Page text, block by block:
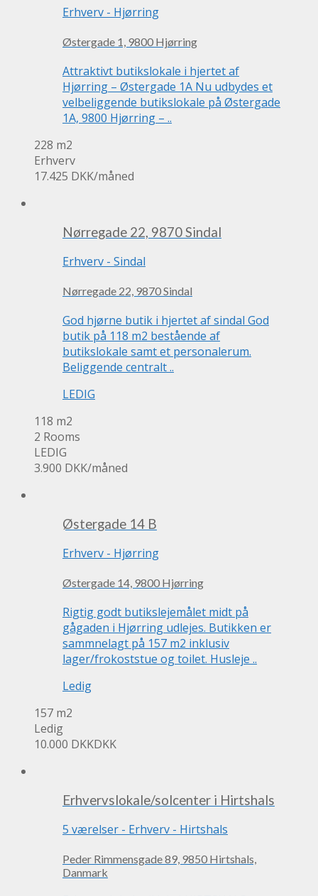
Erhverv - Hjørring
Østergade 1, 9800 Hjørring
Attraktivt butikslokale i hjertet af
Hjørring – Østergade 1A Nu udbydes et
velbeliggende butikslokale på Østergade
1A, 9800 Hjørring – ..
228 m2
Erhverv
17.425 DKK/måned
Nørregade 22, 9870 Sindal
Erhverv - Sindal
Nørregade 22, 9870 Sindal
God hjørne butik i hjertet af sindal God
butik på 118 m2 bestående af
butikslokale samt et personalerum.
Beliggende centralt ..
LEDIG
118 m2
2 Rooms
LEDIG
3.900 DKK/måned
Østergade 14 B
Erhverv - Hjørring
Østergade 14, 9800 Hjørring
Rigtig godt butikslejemålet midt på
gågaden i Hjørring udlejes. Butikken er
sammnelagt på 157 m2 inklusiv
lager/frokoststue og toilet. Husleje ..
Ledig
157 m2
Ledig
10.000 DKKDKK
Erhvervslokale/solcenter i Hirtshals
5 værelser - Erhverv - Hirtshals
Peder Rimmensgade 89, 9850 Hirtshals,
Danmark